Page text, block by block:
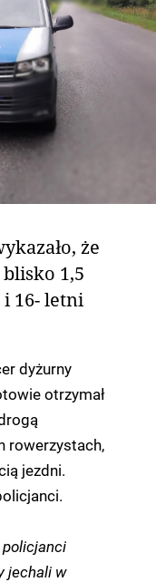
że
1,5
16- letni
dyżurny
otrzymał
rowerzystach,
jezdni.
jechali w